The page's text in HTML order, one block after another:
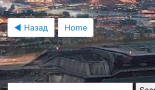
◀ Назад Home
SEARCH